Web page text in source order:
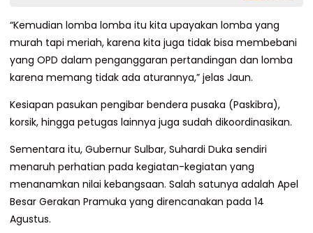
“Kemudian lomba lomba itu kita upayakan lomba yang
murah tapi meriah, karena kita juga tidak bisa membebani
yang OPD dalam penganggaran pertandingan dan lomba
karena memang tidak ada aturannya,” jelas Jaun.
Kesiapan pasukan pengibar bendera pusaka (Paskibra),
korsik, hingga petugas lainnya juga sudah dikoordinasikan.
Sementara itu, Gubernur Sulbar, Suhardi Duka sendiri
menaruh perhatian pada kegiatan-kegiatan yang
menanamkan nilai kebangsaan. Salah satunya adalah Apel
Besar Gerakan Pramuka yang direncanakan pada 14
Agustus.